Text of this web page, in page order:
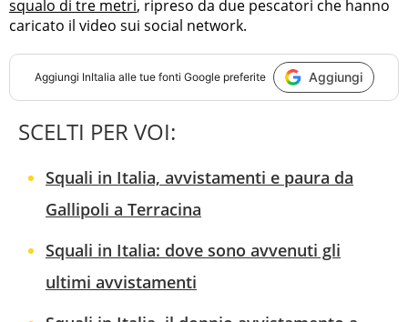
squalo di tre metri, ripreso da due pescatori che hanno
caricato il video sui social network.
Aggiungi InItalia alle tue fonti Google preferite Aggiungi
SCELTI PER VOI:
Squali in Italia, avvistamenti e paura da
Gallipoli a Terracina
Squali in Italia: dove sono avvenuti gli
ultimi avvistamenti